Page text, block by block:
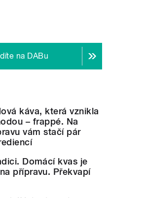
na DABu
káva, která vznikla
– frappé. Na
vám stačí pár
starou tradici.
kvas je chutný